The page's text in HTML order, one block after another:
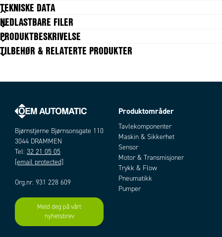
TEKNISKE DATA
Type kobling
Vinkelavvik 1 °
NEDLASTBARE FILER
PRODUKTBESKRIVELSE
TILBEHØR & RELATERTE PRODUKTER
Add to existing cart row
Bjørnstjerne Bjørnsonsgate 110
3044 DRAMMEN
Tel: 32 21 05 05
[email protected]
Org.nr. 931 228 609
Meld deg på vårt
nyhetsbrev
Produktområder
Tavlekomponenter
Maskin & Sikkerhet
Sensor
Motor & Transmisjoner
Trykk & Flow
Pneumatikk
Pumper